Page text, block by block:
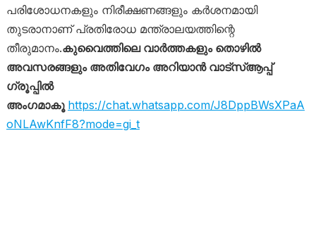
പരിശോധനകളും നിരീക്ഷണങ്ങളും കർശനമായി
തുടരാനാണ് പ്രതിരോധ മന്ത്രാലയത്തിന്റെ
തീരുമാനം.കുവൈത്തിലെ വാർത്തകളും തൊഴിൽ
അവസരങ്ങളും അതിവേഗം അറിയാൻ വാട്സ്ആപ്പ്
ഗ്രൂപ്പിൽ
അംഗമാകൂ https://chat.whatsapp.com/J8DppBWsXPaA
oNLAwKnfF8?mode=gi_t